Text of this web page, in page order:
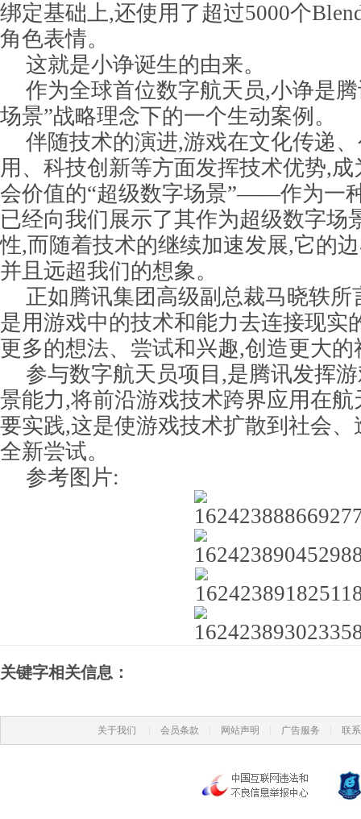
绑定基础上,还使用了超过5000个
角色表情。
这就是小诤诞生的由来。
作为全球首位数字航天员,小诤是
场景”战略理念下的一个生动案例。
伴随技术的演进,游戏在文化传递
用、科技创新等方面发挥技术优势,
会价值的“超级数字场景”——作为一
已经向我们展示了其作为超级数字场
性,而随着技术的继续加速发展,它的
并且远超我们的想象。
正如腾讯集团高级副总裁马晓轶
是用游戏中的技术和能力去连接现实
更多的想法、尝试和兴趣,创造更大的
参与数字航天员项目,是腾讯发挥
景能力,将前沿游戏技术跨界应用在
要实践,这是使游戏技术扩散到社会
全新尝试。
参考图片:
关键字相关信息：
关于我们 会员条款 网站声明 广告服务 联